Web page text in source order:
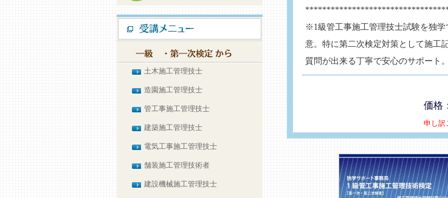
土木施工管理技士
造園施工管理技士
管工事施工管理技士
建築施工管理技士
電気工事施工管理技士
舗装施工管理技術者
建設機械施工管理技士
※1級管工事施工管理技士試験を独
意。特に第二次検定対策として施工
質問が出来る丁寧で安心のサポート。
価格
申し訳